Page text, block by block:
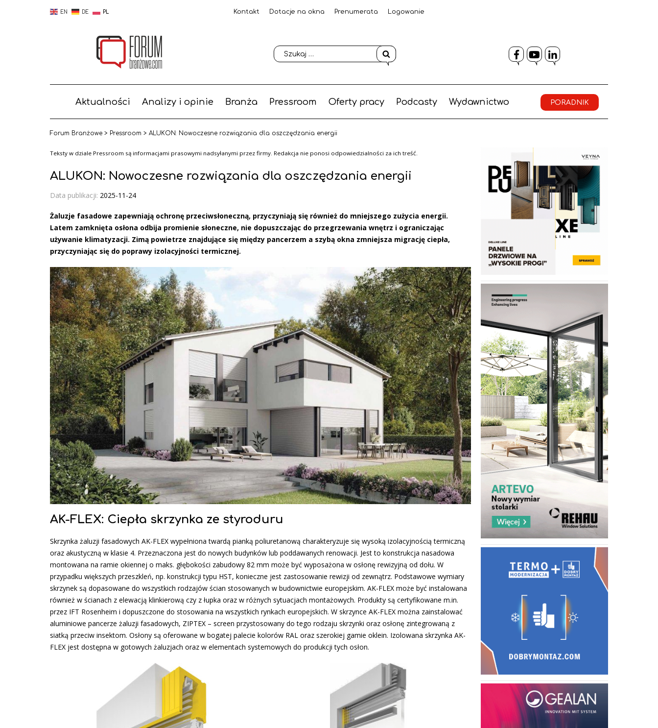
EN DE PL Kontakt Dotacje na okna Prenumerata Logowanie
Facebook
YouTube
LinkedIn
Aktualności Analizy i opinie Branża Pressroom Oferty pracy Podcasty Wydawnictwo PORADNIK
Forum Branżowe > Pressroom > ALUKON: Nowoczesne rozwiązania dla oszczędzania energii
Teksty w dziale Pressroom są informacjami prasowymi nadsyłanymi przez firmy. Redakcja nie ponosi odpowiedzialności za ich treść.
ALUKON: Nowoczesne rozwiązania dla oszczędzania energii
Data publikacji: 2025-11-24
Żaluzje fasadowe zapewniają ochronę przeciwsłoneczną, przyczyniają się również do mniejszego zużycia energii.
Latem zamknięta osłona odbija promienie słoneczne, nie dopuszczając do przegrzewania wnętrz i ograniczając
używanie klimatyzacji. Zimą powietrze znajdujące się między pancerzem a szybą okna zmniejsza migrację ciepła,
przyczyniając się do poprawy izolacyjności termicznej.
AK-FLEX: Ciepła skrzynka ze styroduru
Skrzynka żaluzji fasadowych AK-FLEX wypełniona twardą pianką poliuretanową charakteryzuje się wysoką izolacyjnością termiczną
oraz akustyczną w klasie 4. Przeznaczona jest do nowych budynków lub poddawanych renowacji. Jest to konstrukcja nasadowa
montowana na ramie okiennej o maks. głębokości zabudowy 82 mm może być wyposażona w osłonę rewizyjną od dołu. W
przypadku większych przeszkleń, np. konstrukcji typu HST, konieczne jest zastosowanie rewizji od zewnątrz. Podstawowe wymiary
skrzynek są dopasowane do wszystkich rodzajów ścian stosowanych w budownictwie europejskim. AK-FLEX może być instalowana
również w ścianach z elewacją klinkierową czy z łupka oraz w różnych sytuacjach montażowych. Produkty są certyfikowane m.in.
przez IFT Rosenheim i dopuszczone do stosowania na wszystkich rynkach europejskich. W skrzynce AK-FLEX można zainstalować
aluminiowe pancerze żaluzji fasadowych, ZIPTEX – screen przystosowany do tego rodzaju skrzynki oraz osłonę zintegrowaną z
siatką przeciw insektom. Osłony są oferowane w bogatej palecie kolorów RAL oraz szerokiej gamie oklein. Izolowana skrzynka AK-
FLEX jest dostępna w gotowych żaluzjach oraz w elementach systemowych do produkcji tych osłon.